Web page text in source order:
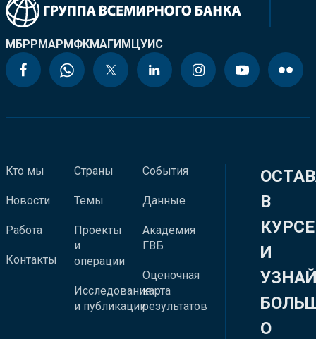
МБРРМАРМФКМАГИМЦУИС
Кто мы
Новости
Работа
Контакты
Страны
Темы
Проекты
и
операции
Исследования
и публикации
События
Данные
Академия
ГВБ
Оценочная
карта
результатов
В
КУРСЕ
И
О